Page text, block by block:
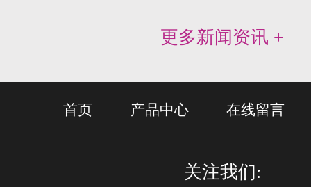
更多新闻资讯 +
首页 产品中心 在线留言
关注我们: